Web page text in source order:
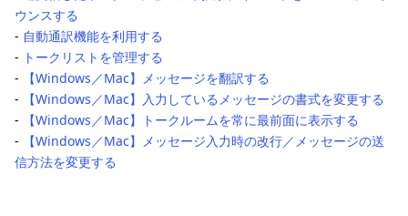
ウンスする
‐ 自動通訳機能を利用する
‐ トークリストを管理する
‐
【Windows／Mac】メッセージを翻訳する
‐
【Windows／Mac】入力しているメッセージの書式を変更する
‐
【Windows／Mac】トークルームを常に最前面に表示する
‐
【Windows／Mac】メッセージ入力時の改行／メッセージの送
信方法を変更する